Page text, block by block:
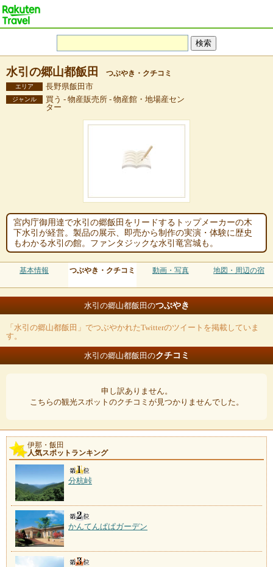
水引の郷山都飯田 つぶやき・クチコミ
エリア 長野県飯田市
ジャンル
買う - 物産販売所 - 物産館・地場産セン
ター
宮内庁御用達で水引の郷飯田をリードするトップメーカーの木
下水引が経営。製品の展示、即売から制作の実演・体験に歴史
もわかる水引の館。ファンタジックな水引竜宮城も。
基本情報 つぶやき・クチコミ 動画・写真 地図・周辺の宿
水引の郷山都飯田のつぶやき
「水引の郷山都飯田」でつぶやかれたTwitterのツイートを掲載していま
す。
水引の郷山都飯田のクチコミ
申し訳ありません。
こちらの観光スポットのクチコミが見つかりませんでした。
伊那・飯田
人気スポットランキング
分杭峠
かんてんぱぱガーデン